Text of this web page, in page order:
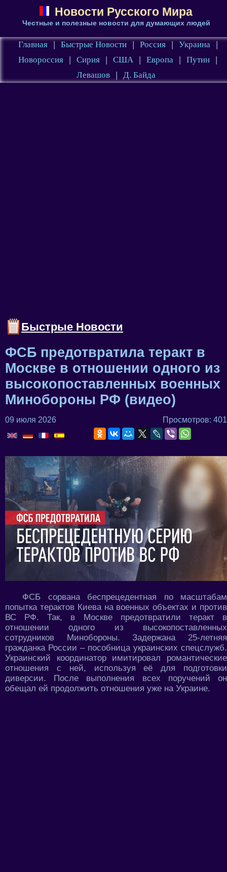
Новости Русского Мира
Честные и полезные новости для думающих людей
Главная | Быстрые Новости | Россия | Украина
|
Новороссия
| Сирия | США | Европа | Путин
|
Левашов
| Д. Байда
Быстрые Новости
ФСБ предотвратила теракт в
Москве в отношении одного из
высокопоставленных военных
Минобороны РФ (видео)
09 июля 2026 Просмотров: 401
ФСБ сорвана беспрецедентная по масштабам
попытка терактов Киева на военных объектах и против
ВС РФ. Так, в Москве предотвратили теракт в
отношении одного из высокопоставленных
сотрудников Минобороны. Задержана 25-летняя
гражданка России – пособница украинских спецслужб.
Украинский координатор имитировал романтические
отношения с ней, используя её для подготовки
диверсии. После выполнения всех поручений он
обещал ей продолжить отношения уже на Украине.